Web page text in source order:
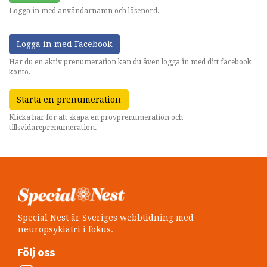
Logga in med användarnamn och lösenord.
Logga in med Facebook
Har du en aktiv prenumeration kan du även logga in med ditt facebook
konto.
Starta en prenumeration
Klicka här för att skapa en provprenumeration och
tillsvidareprenumeration.
Special Nest är Sveriges webbtidning med
neuropsykiatri i fokus.
Följ oss